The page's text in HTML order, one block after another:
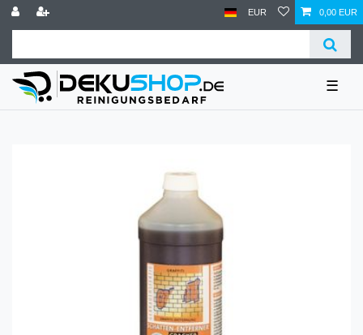
EUR 0,00 EUR
☰